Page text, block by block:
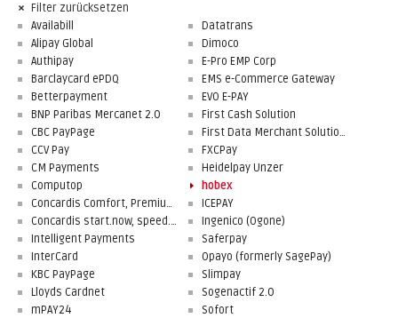
Filter zurücksetzen
Availabill
Alipay Global
Authipay
Barclaycard ePDQ
Betterpayment
BNP Paribas Mercanet 2.0
CBC PayPage
CCV Pay
CM Payments
Computop
Concardis Comfort, Premium, Professional
Concardis start.now, speed.up, flex.pro
Datatrans
Dimoco
E-Pro EMP Corp
EMS e-Commerce Gateway
EVO E-PAY
First Cash Solution
First Data Merchant Solutions
FXCPay
Heidelpay Unzer
hobex
ICEPAY
Ingenico (Ogone)
Intelligent Payments
InterCard
KBC PayPage
Lloyds Cardnet
mPAY24
Saferpay
Opayo (formerly SagePay)
Slimpay
Sogenactif 2.0
Sofort